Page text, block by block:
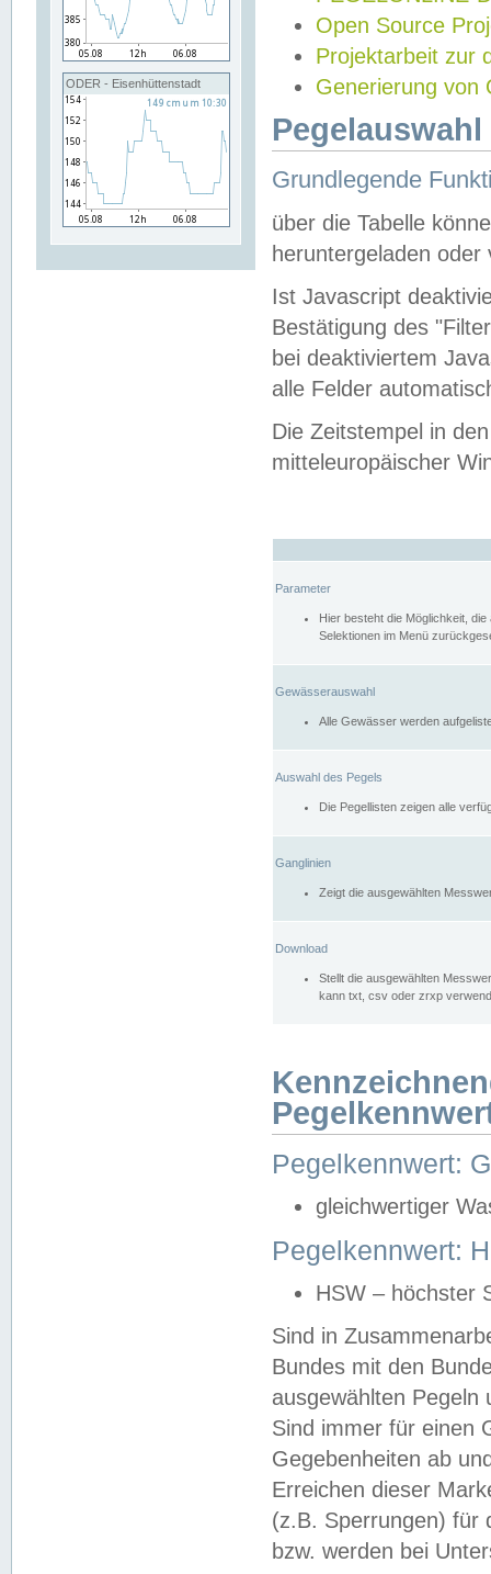
ODER - Eisenhüttenstadt
Open Source
Projektarbeit zur
Generierung von
Grundlegende
über die Tabelle
heruntergeladen oder
Ist Javascript
Bestätigung des
bei deaktiviertem
alle Felder
Die Zeitstempel in
mitteleuropäischer
Parameter
Hier besteht die Möglichkeit,
Selektionen im Menü
Gewässerauswahl
Alle Gewässer werden
Auswahl des Pegels
Die Pegellisten zeigen alle
Ganglinien
Zeigt die ausgewählten
Download
Stellt die ausgewählten
kann txt, csv oder zrxp
Pegelkennwert:
gleichwertiger
Pegelkennwert:
HSW – höchster
Sind in
Bundes mit den
ausgewählten
Sind immer für einen
Gegebenheiten ab
Erreichen dieser
(z.B. Sperrungen) für
bzw. werden bei